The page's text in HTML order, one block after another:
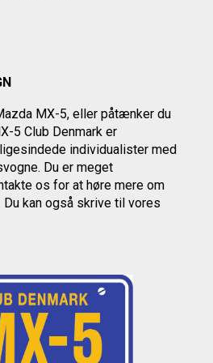
MX-5, eller påtænker du
5 Club Denmark er
individualister med
Du er meget
os for at høre mere om
Du kan også skrive til vores